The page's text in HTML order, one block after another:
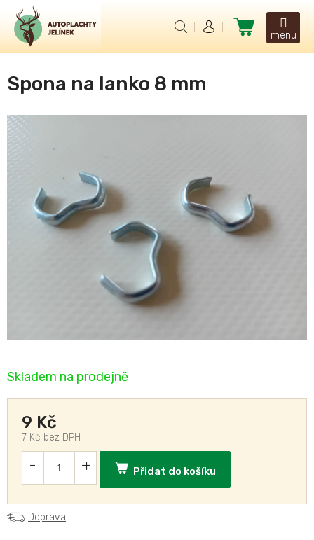
obsah
Nákupní
košík
Spona na lanko 8 mm
Skladem na prodejně
9 Kč
7 Kč bez DPH
Přidat do košíku
Doprava